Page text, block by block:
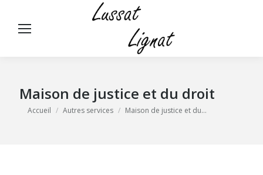
Maison de justice et du droit
Vous êtes ici :
Accueil Autres services Maison de justice et du…
Panneau de gestion des cookies